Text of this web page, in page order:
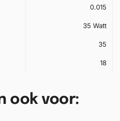
0.015
35 Watt
35
18
ook voor: